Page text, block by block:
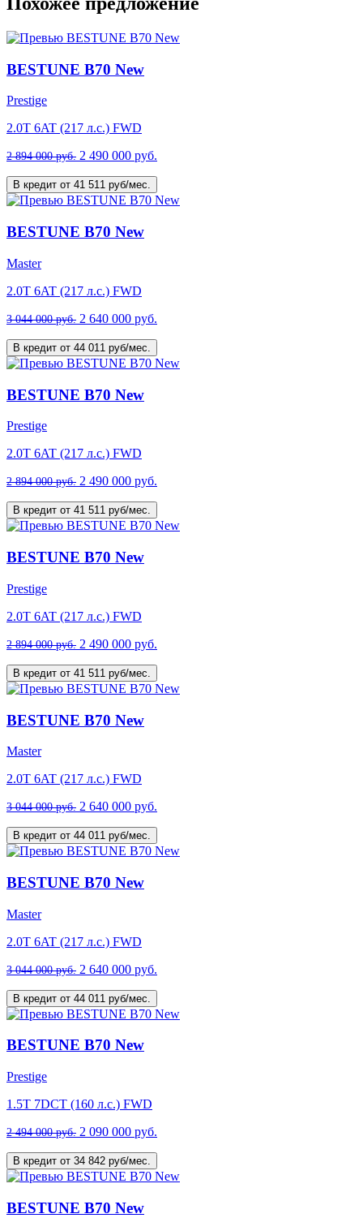
BESTUNE B70 New
Prestige
2.0T 6AT (217 л.с.) FWD
2 894 000 руб. 2 490 000 руб.
В кредит от 41 511 руб/мес.
BESTUNE B70 New
Master
2.0T 6AT (217 л.с.) FWD
3 044 000 руб. 2 640 000 руб.
В кредит от 44 011 руб/мес.
BESTUNE B70 New
Prestige
2.0T 6AT (217 л.с.) FWD
2 894 000 руб. 2 490 000 руб.
В кредит от 41 511 руб/мес.
BESTUNE B70 New
Prestige
2.0T 6AT (217 л.с.) FWD
2 894 000 руб. 2 490 000 руб.
В кредит от 41 511 руб/мес.
BESTUNE B70 New
Master
2.0T 6AT (217 л.с.) FWD
3 044 000 руб. 2 640 000 руб.
В кредит от 44 011 руб/мес.
BESTUNE B70 New
Master
2.0T 6AT (217 л.с.) FWD
3 044 000 руб. 2 640 000 руб.
В кредит от 44 011 руб/мес.
BESTUNE B70 New
Prestige
1.5T 7DCT (160 л.с.) FWD
2 494 000 руб. 2 090 000 руб.
В кредит от 34 842 руб/мес.
BESTUNE B70 New